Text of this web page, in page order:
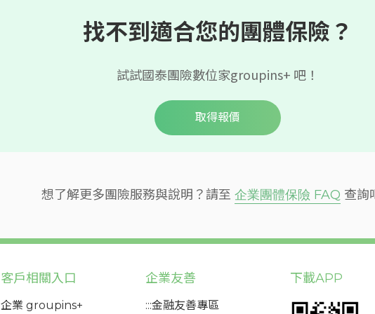
找不到適合您的團體保險？
試試國泰團險數位家groupins+ 吧！
取得報價
想了解更多團險服務與說明？請至 企業團體保險 FAQ 查詢
客戶相關入口
企業 groupins+
企業友善
:::金融友善專區
下載APP